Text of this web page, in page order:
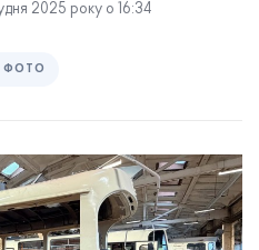
2025 року о 16:34
ФОТО